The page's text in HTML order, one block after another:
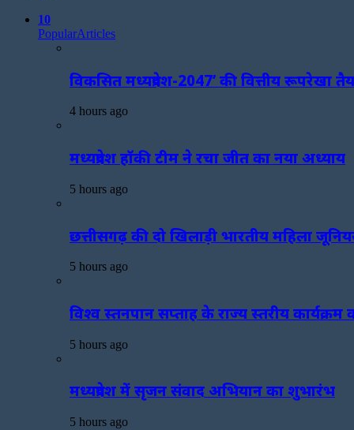
10
PopularArticles
विकसित मध्यप्रदेश-2047’ की वित्तीय रूपरेखा
4 hours ago
मध्यप्रदेश हॉकी टीम ने रचा जीत का नया अध्याय
5 hours ago
छत्तीसगढ़ की दो खिलाड़ी भारतीय महिला
5 hours ago
विश्व स्तनपान सप्ताह के राज्य स्तरीय
5 hours ago
मध्यप्रदेश में सृजन संवाद अभियान का शुभारंभ
5 hours ago